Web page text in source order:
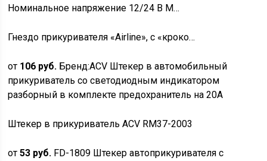
Номинальное напряжение 12/24 В М…
Гнездо прикуривателя «Airline», с «кроко…
от 106 руб. Бренд:ACV Штекер в автомобильный
прикуриватель со светодиодным индикатором
разборный в комплекте предохранитель на 20А
Штекер в прикуриватель ACV RM37-2003
от53 руб. FD-1809 Штекер автоприкуривателя с